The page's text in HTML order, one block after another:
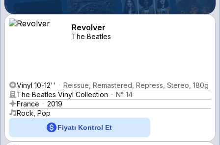
Revolver
The Beatles
Vinyl 10-12''
Reissue, Remastered, Repress, Stereo, 180g
The Beatles Vinyl Collection
N° 14
France
2019
Rock, Pop
Fiyatı Kontrol Et